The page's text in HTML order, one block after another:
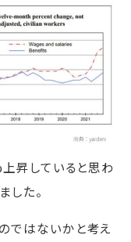
昇していると思わ
した。
ではないかと考え